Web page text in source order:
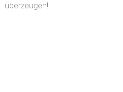
überzeugen!